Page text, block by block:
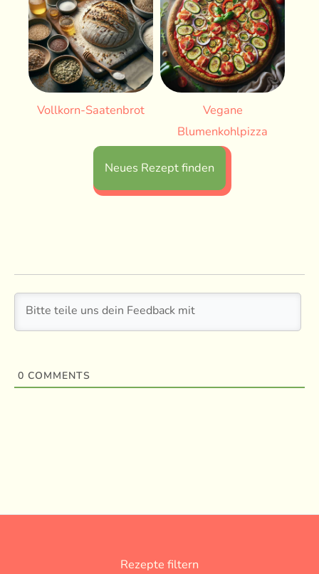
Vollkorn-Saatenbrot
Vegane
Blumenkohlpizza
Neues Rezept finden
0 COMMENTS
Rezepte filtern